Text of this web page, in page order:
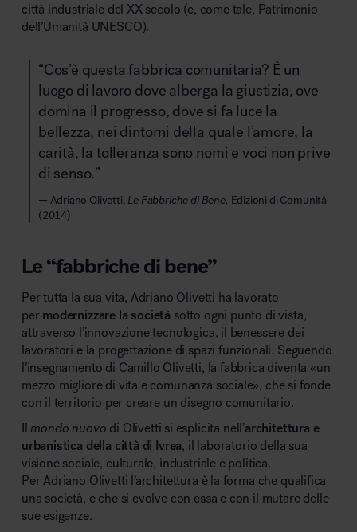
città industriale del XX secolo (e, come tale, Patrimonio
dell’Umanità UNESCO).
“Cos’è questa fabbrica comunitaria? È un
luogo di lavoro dove alberga la giustizia, ove
domina il progresso, dove si fa luce la
bellezza, nei dintorni della quale l’amore, la
carità, la tolleranza sono nomi e voci non prive
di senso.”
Adriano Olivetti, Le Fabbriche di Bene, Edizioni di Comunità
(2014)
Le “fabbriche di bene”
Per tutta la sua vita, Adriano Olivetti ha lavorato
per modernizzare la società sotto ogni punto di vista,
attraverso l’innovazione tecnologica, il benessere dei
lavoratori e la progettazione di spazi funzionali. Seguendo
l’insegnamento di Camillo Olivetti, la fabbrica diventa «un
mezzo migliore di vita e comunanza sociale», che si fonde
con il territorio per creare un disegno comunitario.
Il mondo nuovo di Olivetti si esplicita nell’architettura e
urbanistica della città di Ivrea, il laboratorio della sua
visione sociale, culturale, industriale e politica.
Per Adriano Olivetti l’architettura è la forma che qualifica
una società, e che si evolve con essa e con il mutare delle
sue esigenze.